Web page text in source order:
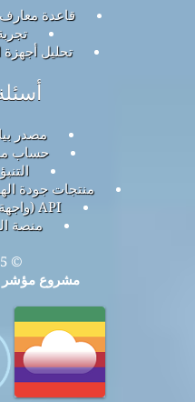
قاعدة معارف
تحليل أجهزة
مصدر
حساب
منتجات جودة
API (واجهة برمجة التطبيقات)
منصة
© 2008-2025
مشروع مؤشر